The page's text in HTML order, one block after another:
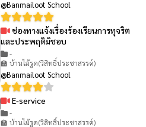
@Banmailoot School
ช่องทางแจ้งเรื่องร้องเรียนการทุจริต
และประพฤติมิชอบ
-
🏫 บ้านไม้รูด(วิสิทธิ์ประชาสรรค์)
@Banmailoot School
E-service
-
🏫 บ้านไม้รูด(วิสิทธิ์ประชาสรรค์)